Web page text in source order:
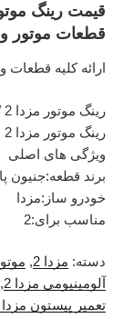
قطعات موتور و
ارائه کلیه قطعات و لوازم
رینگ موتور مزدا 2 / رینگ موتور جنیون پارت
رینگ موتور مزدا 2
ویژگی های اصلی
برند قطعه:جنیون
خودرو ساز:مزدا
مناسب برای:2
دسته: مزدا 2 ,
آلومینیومی مزدا 2
,
تعمیر پیستون مزدا 2